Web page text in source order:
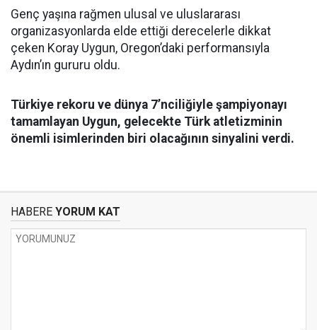
Genç yaşına rağmen ulusal ve uluslararası
organizasyonlarda elde ettiği derecelerle dikkat
çeken Koray Uygun, Oregon’daki performansıyla
Aydın’ın gururu oldu.
Türkiye rekoru ve dünya 7’nciliğiyle şampiyonayı
tamamlayan Uygun, gelecekte Türk atletizminin
önemli isimlerinden biri olacağının sinyalini verdi.
HABERE YORUM KAT